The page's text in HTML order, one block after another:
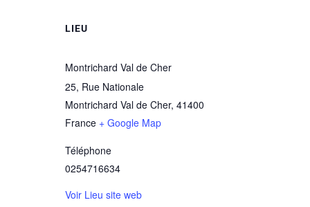
LIEU
Montrichard Val de Cher
25, Rue Nationale
Montrichard Val de Cher, 41400
France + Google Map
Téléphone
0254716634
Voir Lieu site web